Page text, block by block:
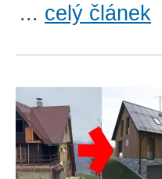
... celý článek